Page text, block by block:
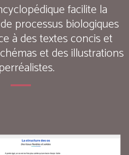
facilite la
processus biologiques
à des textes concis et
et des illustrations